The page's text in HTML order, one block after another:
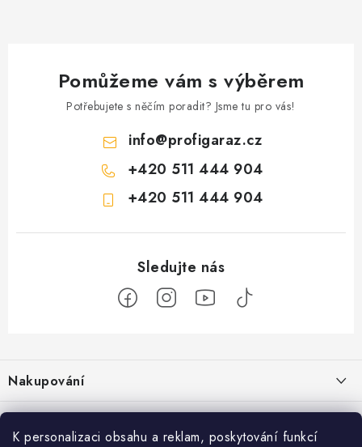
K personalizaci obsahu a reklam, poskytování funkcí
Pomůžeme vám s výběrem
Potřebujete s něčím poradit? Jsme tu pro vás!
info@profigaraz.cz
+420 511 444 904
+420 511 444 904
p
a
Nakupování
Jak nakupovat
Obchodní podmínky